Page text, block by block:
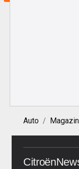
Auto